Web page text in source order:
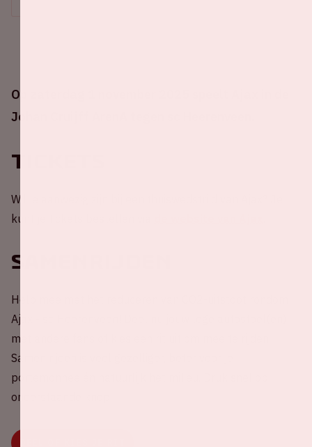
Op zaterdag 1 november 2025 speelt Ajax in de
Johan Cruijff ArenA tegen sc Heerenveen.
Tickets
Wil je aanwezig zijn bij een thuiswedstrijd van Ajax? Je
kunt je tickets bestellen via
Samenrijden
Help mee met het reduceren van CO2-uitstoot rondom
Ajax - sc Heerenveen! Deel nu jouw lege autostoel(en)
met andere fans of kies een rit uit om mee te rijden.
Samen rijden is veel gezelliger, beter voor je
portemonnee én natuurlijk het milieu. Druk snel op
onderstaande knop.